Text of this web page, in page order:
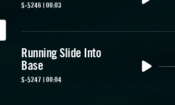
S-5246 | 00:03
Running Slide Into
Base
S-5247 | 00:04